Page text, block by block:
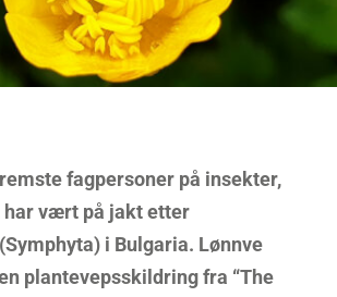
fagpersoner på insekter,
har vært på jakt etter
i Bulgaria. Lønnve
plantevepsskildring fra “The